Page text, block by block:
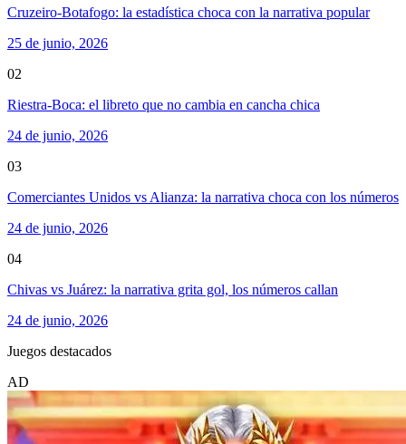
Cruzeiro-Botafogo: la estadística choca con la narrativa popular
25 de junio, 2026
02
Riestra-Boca: el libreto que no cambia en cancha chica
24 de junio, 2026
03
Comerciantes Unidos vs Alianza: la narrativa choca con los números
24 de junio, 2026
04
Chivas vs Juárez: la narrativa grita gol, los números callan
24 de junio, 2026
Juegos destacados
AD